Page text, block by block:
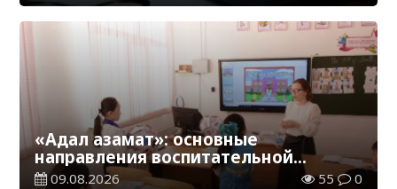
«Адал азамат»: основные
направления воспитательной
работы в новом учебном году
09.08.2026 55 0